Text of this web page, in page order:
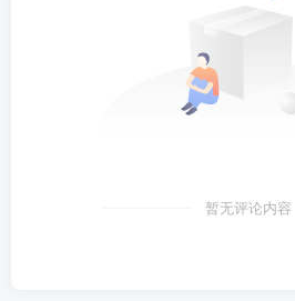
暂无评论内容